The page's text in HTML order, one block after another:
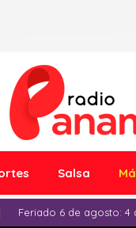
Salsa
Feriado 6 de agosto: 4